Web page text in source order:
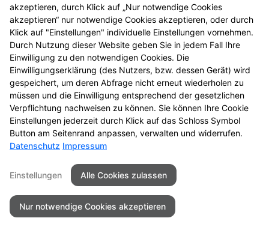
akzeptieren, durch Klick auf „Nur notwendige Cookies
akzeptieren“ nur notwendige Cookies akzeptieren, oder durch
Klick auf "Einstellungen" individuelle Einstellungen vornehmen.
Durch Nutzung dieser Website geben Sie in jedem Fall Ihre
Einwilligung zu den notwendigen Cookies. Die
Einwilligungserklärung (des Nutzers, bzw. dessen Gerät) wird
gespeichert, um deren Abfrage nicht erneut wiederholen zu
müssen und die Einwilligung entsprechend der gesetzlichen
Verpflichtung nachweisen zu können. Sie können Ihre Cookie
Einstellungen jederzeit durch Klick auf das Schloss Symbol
Button am Seitenrand anpassen, verwalten und widerrufen.
Datenschutz Impressum
Einstellungen Alle Cookies zulassen
Nur notwendige Cookies akzeptieren